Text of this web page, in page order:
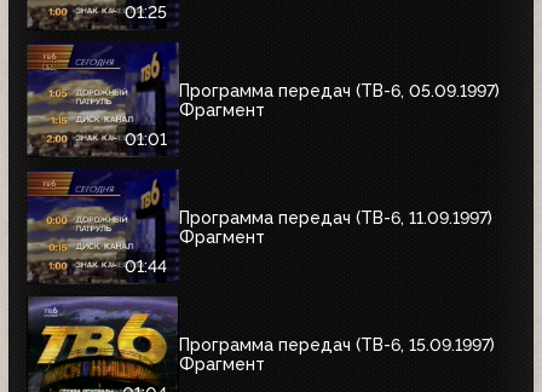
01:25
01:01
Программа передач (ТВ-6, 05.09.1997)
Фрагмент
01:44
Программа передач (ТВ-6, 11.09.1997)
Фрагмент
Программа передач (ТВ-6, 15.09.1997)
Фрагмент